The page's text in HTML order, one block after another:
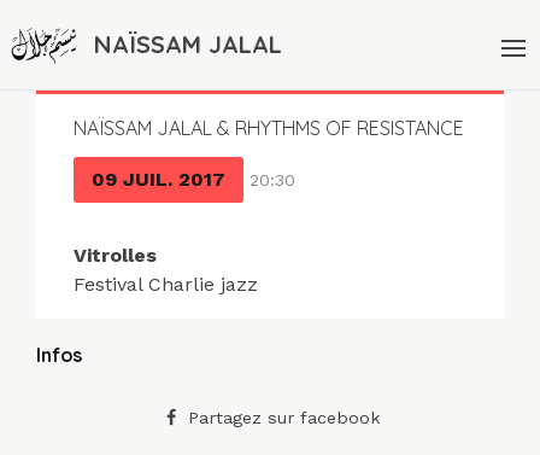
NAÏSSAM JALAL
NAÏSSAM JALAL & RHYTHMS OF RESISTANCE
09 JUIL. 2017 20:30
Vitrolles
Festival Charlie jazz
Infos
Partagez sur facebook